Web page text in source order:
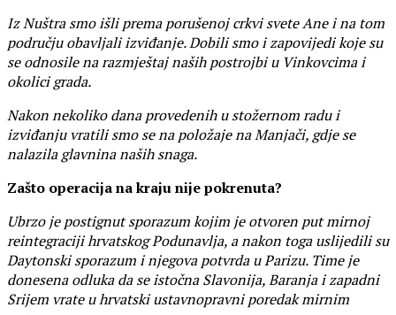
Iz Nuštra smo išli prema porušenoj crkvi svete Ane i na tom
području obavljali izviđanje. Dobili smo i zapovijedi koje su
se odnosile na razmještaj naših postrojbi u Vinkovcima i
okolici grada.
Nakon nekoliko dana provedenih u stožernom radu i
izviđanju vratili smo se na položaje na Manjači, gdje se
nalazila glavnina naših snaga.
Zašto operacija na kraju nije pokrenuta?
Ubrzo je postignut sporazum kojim je otvoren put mirnoj
reintegraciji hrvatskog Podunavlja, a nakon toga uslijedili su
Daytonski sporazum i njegova potvrda u Parizu. Time je
donesena odluka da se istočna Slavonija, Baranja i zapadni
Srijem vrate u hrvatski ustavnopravni poredak mirnim